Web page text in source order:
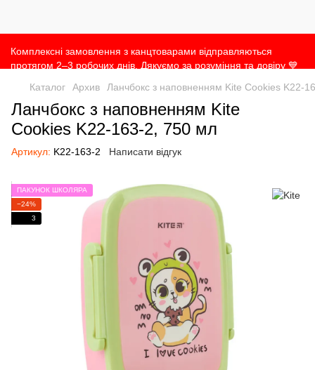
Комплексні замовлення з канцтоварами відправляються
протягом 2–3 робочих днів. Дякуємо за розуміння та довіру 💙
Каталог
Архив Ланчбокс з наповненням Kite Cookies K22-
Ланчбокс з наповненням Kite
Cookies K22-163-2, 750 мл
Артикул: K22-163-2 Написати відгук
ПАКУНОК ШКОЛЯРА
−24%
3